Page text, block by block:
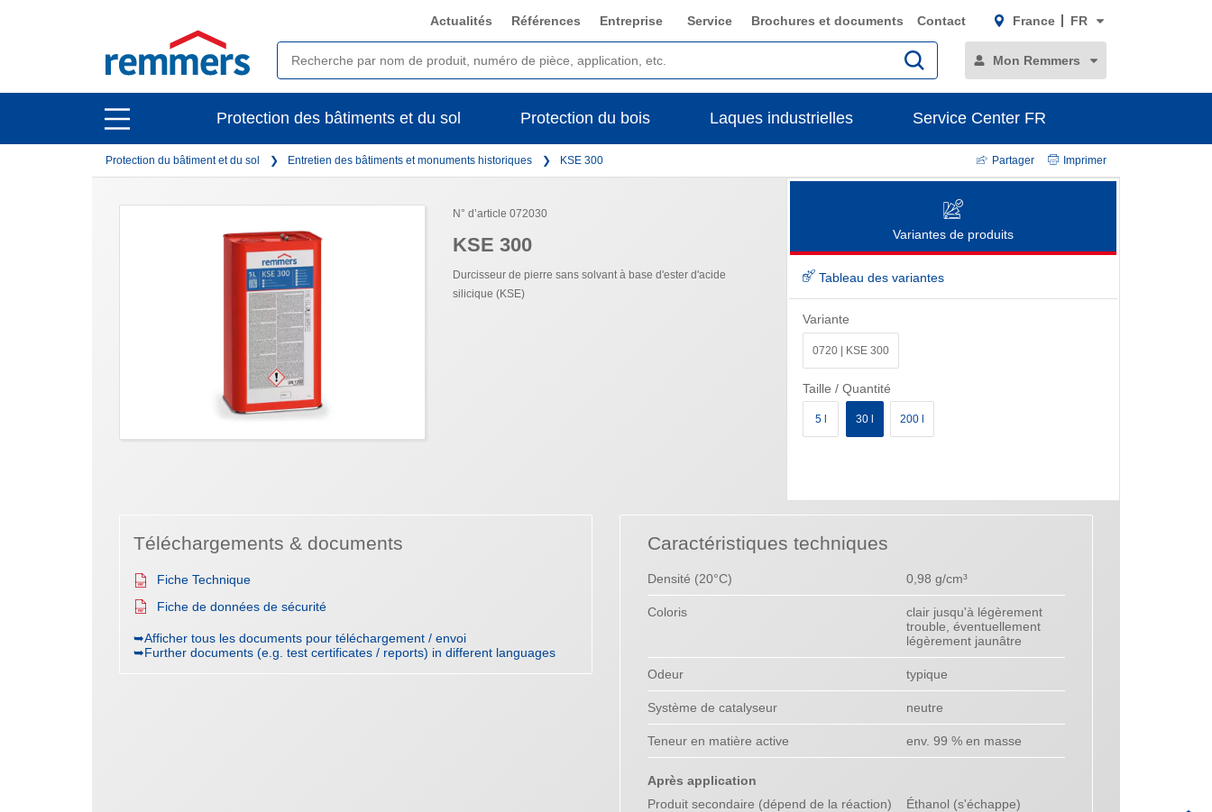
open
main
navigation
Actualités Références Entreprise Service Brochures et documents Contact France FR
Mon Remmers
open
main
Protection des bâtiments et du sol Protection du bois Laques industrielles Service Center FR
Protection du bâtiment et du sol Entretien des bâtiments et monuments historiques KSE 300 Partager Imprimer
N° d’article 072030
KSE 300
Durcisseur de pierre sans solvant à base d'ester d'acide
silicique (KSE)
Variantes de produits
Tableau des variantes
Variante
0720 | KSE 300
Taille / Quantité
5 l 30 l 200 l
Téléchargements & documents
Fiche Technique
Fiche de données de sécurité
➥Afficher tous les documents pour téléchargement / envoi
➥Further documents (e.g. test certificates / reports) in different languages
Caractéristiques techniques
Densité (20°C) 0,98 g/cm³
Coloris
clair jusqu'à légèrement
trouble, éventuellement
légèrement jaunâtre
Odeur typique
Système de catalyseur neutre
Teneur en matière active env. 99 % en masse
Après application
Produit secondaire (dépend de la réaction)
Éthanol (s'échappe)